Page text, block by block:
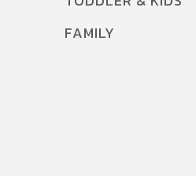
FAMILY